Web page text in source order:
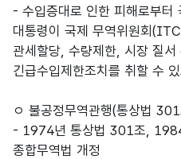
- 수입증대로 인한 피해로부터
대통령이 국제 무역위원회
관세할당, 수량제한, 시장 질서
긴급수입제한조치를 취할 수
ㅇ 불공정무역관행(통상법
- 1974년 통상법 301조,
종합무역법 개정